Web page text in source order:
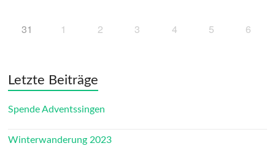
31 1 2 3 4 5 6
Letzte Beiträge
Spende Adventssingen
Winterwanderung 2023